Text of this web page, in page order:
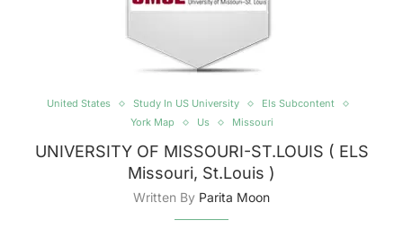
United States Study In US University
Els Subcontent
York Map
Us Missouri
UNIVERSITY OF MISSOURI-ST.LOUIS ( ELS
Missouri, St.Louis )
Written By Parita Moon